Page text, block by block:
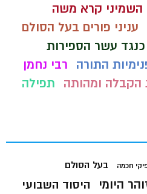
השמיני קרא משה
עניני פורים בעל הסולם
עשר הספירות
התורה
רבי נחמן
הקבלה ומהותה תפילה
חכמה בעל הסולם
היומי היסוד השבועי